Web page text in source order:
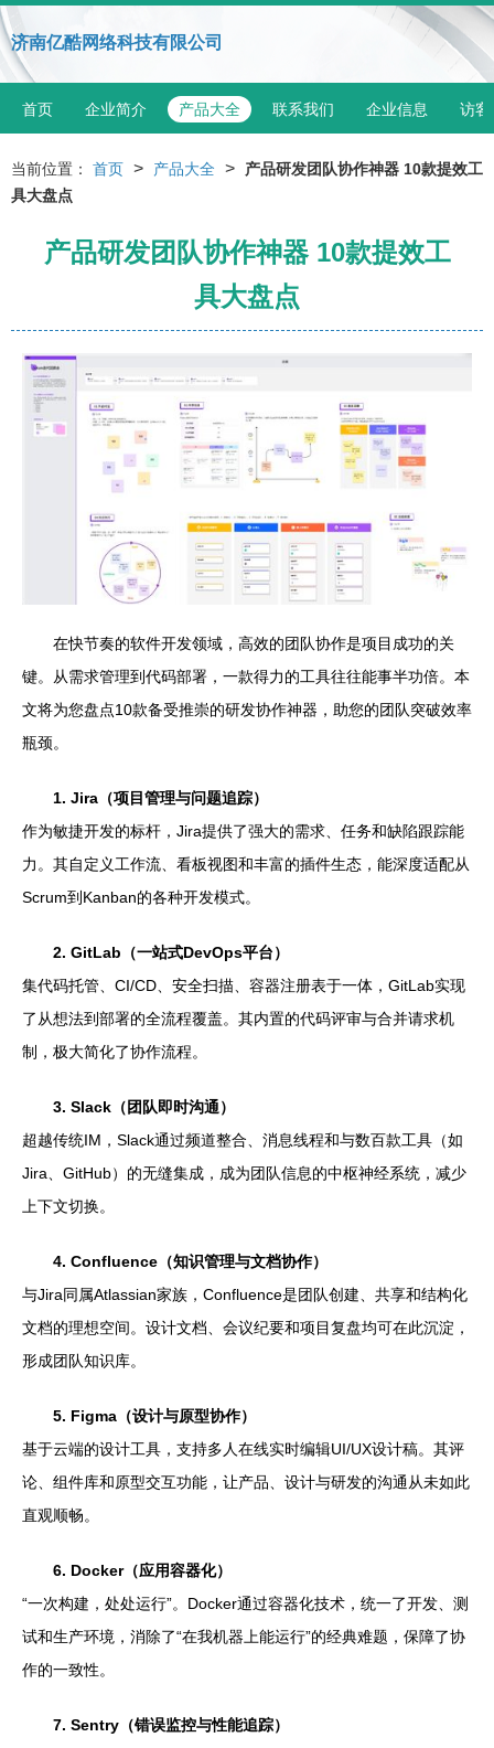
济南亿酷网络科技有限公司
首页 企业简介 产品大全 联系我们 企业信息 访客
当前位置： 首页 > 产品大全 >
产品研发团队协作神器 10款提效工
具大盘点
产品研发团队协作神器 10款提效工
具大盘点
在快节奏的软件开发领域，高效的团队协作是项目成功的关
键。从需求管理到代码部署，一款得力的工具往往能事半功倍。本
文将为您盘点10款备受推崇的研发协作神器，助您的团队突破效率
瓶颈。
1. Jira（项目管理与问题追踪）
作为敏捷开发的标杆，Jira提供了强大的需求、任务和缺陷跟踪能
力。其自定义工作流、看板视图和丰富的插件生态，能深度适配从
Scrum到Kanban的各种开发模式。
2. GitLab（一站式DevOps平台）
集代码托管、CI/CD、安全扫描、容器注册表于一体，GitLab实现
了从想法到部署的全流程覆盖。其内置的代码评审与合并请求机
制，极大简化了协作流程。
3. Slack（团队即时沟通）
超越传统IM，Slack通过频道整合、消息线程和与数百款工具（如
Jira、GitHub）的无缝集成，成为团队信息的中枢神经系统，减少
上下文切换。
4. Confluence（知识管理与文档协作）
与Jira同属Atlassian家族，Confluence是团队创建、共享和结构化
文档的理想空间。设计文档、会议纪要和项目复盘均可在此沉淀，
形成团队知识库。
5. Figma（设计与原型协作）
基于云端的设计工具，支持多人在线实时编辑UI/UX设计稿。其评
论、组件库和原型交互功能，让产品、设计与研发的沟通从未如此
直观顺畅。
6. Docker（应用容器化）
“一次构建，处处运行”。Docker通过容器化技术，统一了开发、测
试和生产环境，消除了“在我机器上能运行”的经典难题，保障了协
作的一致性。
7. Sentry（错误监控与性能追踪）